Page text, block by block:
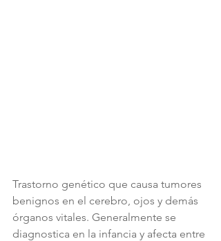
Trastorno genético que causa tumores
benignos en el cerebro, ojos y demás
órganos vitales. Generalmente se
diagnostica en la infancia y afecta entre